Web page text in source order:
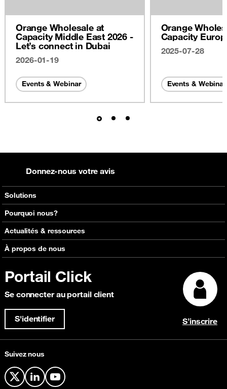
Orange Wholesale at
Capacity Middle East 2026 -
Let’s connect in Dubai
2026-01-19
Events & Webinar
Orange
Capacity
2025-07-28
Events & Webinar
Suivez nous
X LinkedInYouTube
Solutions
Voix
Messagerie
Roaming
Solutions de capacité
IP Transit
Content Delivery Network (CDN)
Sécurité et Anti-Fraude
Connectivité Cloud
Pourquoi nous?
Réseaux mondiaux d'Orange
Carte réseau interactive
Découvrir Click
Témoignages clients
Actualités & ressources
Consultez nos actualités
Focus Magazine
À propos de nous
Portail Click
Se connecter au portail client
S'identifier S’inscrire
Donnez-nous votre avis